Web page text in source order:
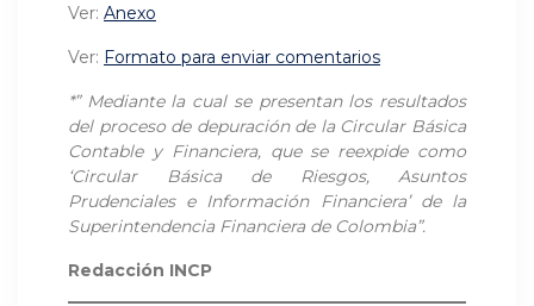
Ver: Anexo
Ver: Formato para enviar comentarios
*” Mediante la cual se presentan los resultados
del proceso de depuración de la Circular Básica
Contable y Financiera, que se reexpide como
‘Circular Básica de Riesgos, Asuntos
Prudenciales e Información Financiera’ de la
Superintendencia Financiera de Colombia”.
Redacción INCP